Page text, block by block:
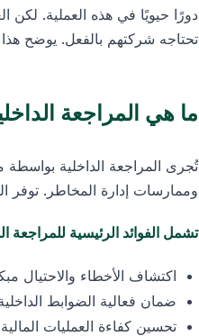
دورًا حيويًا في هذه العملية. لكن
تحتاجه شركتهم بالفعل. يوضح هذا
ما هي المراجعة
تُجرى المراجعة الداخلية
وممارسات إدارة المخاطر. توفر
تشمل الفوائد الرئيسية للمراجعة
اكتشاف الأخطاء والاحتيال
ضمان فعالية الضوابط
تحسين كفاءة العمليات المالية